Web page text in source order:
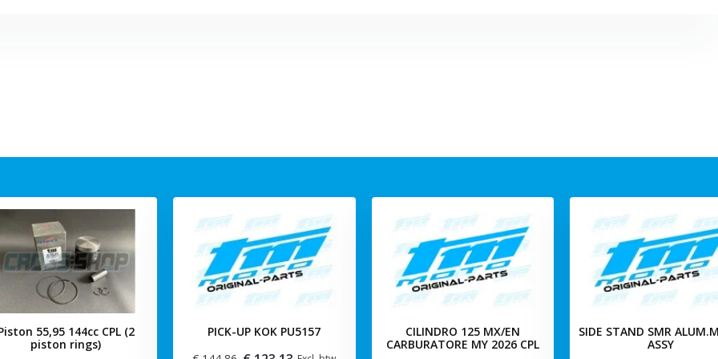
55,95 144cc CPL (2
piston rings)
PICK-UP KOK PU5157
CILINDRO 125 MX/EN
CARBURATORE MY 2026 CPL
SIDE STAND SMR
ASSY